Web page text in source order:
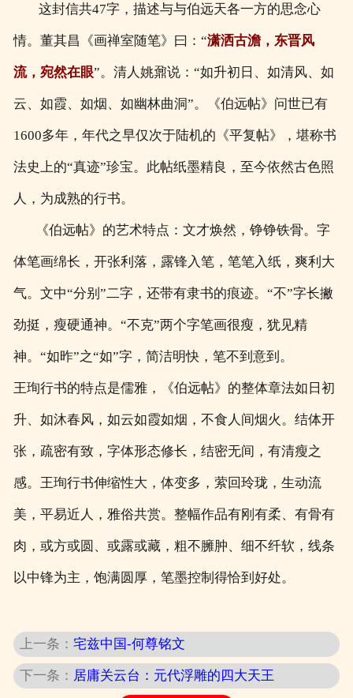
这封信共47字，描述与与伯远天各一方的思念心
情。董其昌《画禅室随笔》曰：“潇洒古澹，东晋风
流，宛然在眼”。清人姚鼐说：“如升初日、如清风、如
云、如霞、如烟、如幽林曲洞”。《伯远帖》问世已有
1600多年，年代之早仅次于陆机的《平复帖》，堪称书
法史上的“真迹”珍宝。此帖纸墨精良，至今依然古色照
人，为成熟的行书。
《伯远帖》的艺术特点：文才焕然，铮铮铁骨。字
体笔画绵长，开张利落，露锋入笔，笔笔入纸，爽利大
气。文中“分别”二字，还带有隶书的痕迹。“不”字长撇
劲挺，瘦硬通神。“不克”两个字笔画很瘦，犹见精
神。“如昨”之“如”字，简洁明快，笔不到意到。
王珣行书的特点是儒雅，《伯远帖》的整体章法如日初
升、如沐春风，如云如霞如烟，不食人间烟火。结体开
张，疏密有致，字体形态修长，结密无间，有清瘦之
感。王珣行书伸缩性大，体变多，萦回玲珑，生动流
美，平易近人，雅俗共赏。整幅作品有刚有柔、有骨有
肉，或方或圆、或露或藏，粗不臃肿、细不纤软，线条
以中锋为主，饱满圆厚，笔墨控制得恰到好处。
上一条：宅兹中国-何尊铭文
下一条： 居庸关云台：元代浮雕的四大天王